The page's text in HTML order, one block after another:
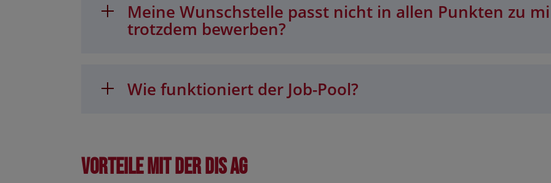
Meine Wunschstelle passt nicht in allen Punkten zu
trotzdem bewerben?
Wie funktioniert der Job-Pool?
Vorteile mit der DIS AG